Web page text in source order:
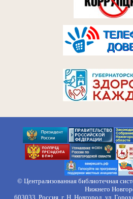
© Централизованная библиотечная
Нижнего
603033, Россия, г. Н. Новгород, ул.